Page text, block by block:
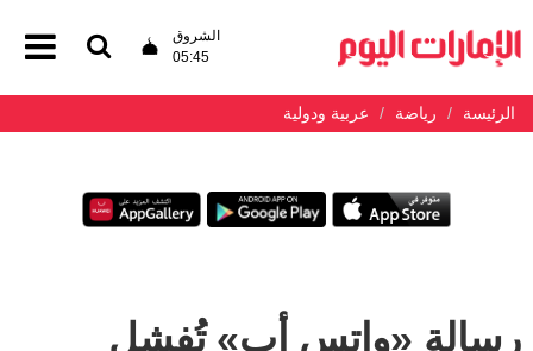
الشروق
05:45
الرئيسة رياضة عربية ودولية
رسالة «واتس أب» تُفشل